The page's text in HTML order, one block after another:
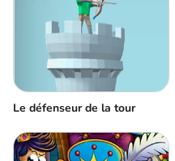
Le défenseur de la tour